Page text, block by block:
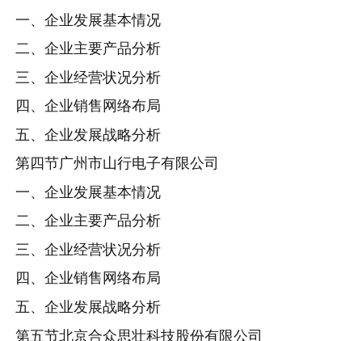
一、企业发展基本情况
二、企业主要产品分析
三、企业经营状况分析
四、企业销售网络布局
五、企业发展战略分析
第四节广州市山行电子有限公司
一、企业发展基本情况
二、企业主要产品分析
三、企业经营状况分析
四、企业销售网络布局
五、企业发展战略分析
第五节北京合众思壮科技股份有限公司